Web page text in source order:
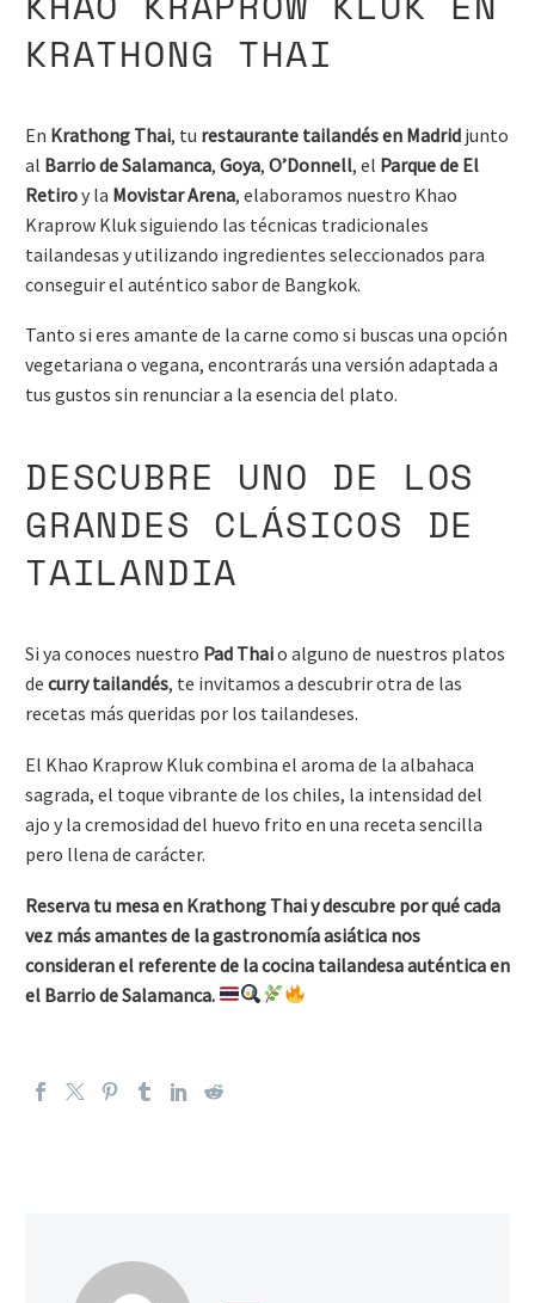
KRATHONG THAI
En Krathong Thai, tu restaurante tailandés en Madrid junto
al Barrio de Salamanca, Goya, O’Donnell, el Parque de El
Retiroy la Movistar Arena, elaboramos nuestro Khao
Kraprow Kluk siguiendo las técnicas tradicionales
tailandesas y utilizando ingredientes seleccionados para
conseguir el auténtico sabor de Bangkok.
Tanto si eres amante de la carne como si buscas una opción
vegetariana o vegana, encontrarás una versión adaptada a
tus gustos sin renunciar a la esencia del plato.
DESCUBRE UNO DE LOS
GRANDES CLÁSICOS DE
TAILANDIA
Si ya conoces nuestro Pad Thaio alguno de nuestros platos
de curry tailandés, te invitamos a descubrir otra de las
recetas más queridas por los tailandeses.
El Khao Kraprow Kluk combina el aroma de la albahaca
sagrada, el toque vibrante de los chiles, la intensidad del
ajo y la cremosidad del huevo frito en una receta sencilla
pero llena de carácter.
Reserva tu mesa en Krathong Thai y descubre por qué cada
vez más amantes de la gastronomía asiática nos
consideran el referente de la cocina tailandesa auténtica en
el Barrio de Salamanca.